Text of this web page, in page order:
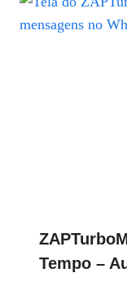
Tempo –